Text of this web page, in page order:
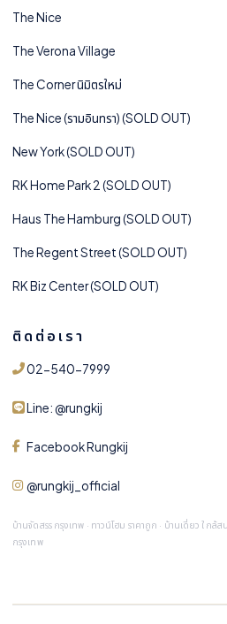
The Nice
The Verona Village
The Corner นิมิตรใหม่
The Nice (รามอินทรา) (SOLD OUT)
New York (SOLD OUT)
RK Home Park 2 (SOLD OUT)
Haus The Hamburg (SOLD OUT)
The Regent Street (SOLD OUT)
RK Biz Center (SOLD OUT)
ติดต่อเรา
02-540-7999
Line: @rungkij
Facebook Rungkij
@rungkij_official
บ้านจัดสรร กรุงเทพ · ทาวน์โฮม ราคาถูก · บ้านเดี่ยว ใก
กรุงเทพ